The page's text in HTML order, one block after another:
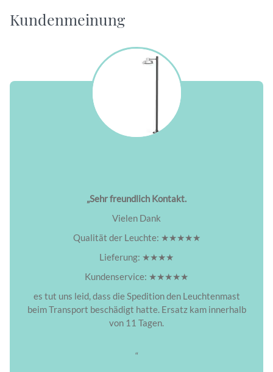
Kundenmeinung
„Sehr freundlich Kontakt.
Vielen Dank
Qualität der Leuchte: ★★★★★
Lieferung: ★★★★
Kundenservice: ★★★★★
es tut uns leid, dass die Spedition den Leuchtenmast
beim Transport beschädigt hatte. Ersatz kam innerhalb
von 11 Tagen.
“